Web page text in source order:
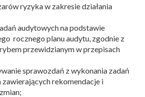
ryzyka w zakresie działania
audytowych na podstawie
rocznego planu audytu, zgodnie z
przewidzianym w przepisach
sprawozdań z wykonania zadań
rekomendacje i